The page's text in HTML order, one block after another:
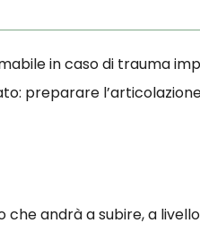
in caso di trauma
preparare
andrà a subire, a